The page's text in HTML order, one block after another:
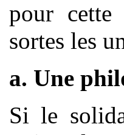
pour cette
sortes les
a. Une
Si le